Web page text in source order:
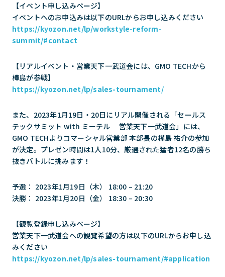
【イベント申し込みページ】
イベントへのお申込みは以下のURLからお申し込みください
https://kyozon.net/lp/workstyle-reform-
summit/#contact
【リアルイベント・営業天下一武道会には、GMO TECHから
樺島が参戦】
https://kyozon.net/lp/sales-tournament/
また、2023年1月19日・20日にリアル開催される「セールス
テックサミット with ミーテル 営業天下一武道会」には、
GMO TECHよりコマーシャル営業部 本部長の樺島 祐介の参加
が決定。プレゼン時間は1人10分、厳選された猛者12名の勝ち
抜きバトルに挑みます！
予選： 2023年1月19日（木） 18:00 – 21:20
決勝： 2023年1月20日（金） 18:30 – 20:30
【観覧登録申し込みページ】
営業天下一武道会への観覧希望の方は以下のURLからお申し込
みください
https://kyozon.net/lp/sales-tournament/#application